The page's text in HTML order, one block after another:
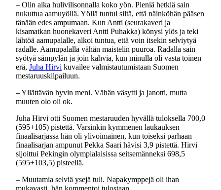
– Olin aika hulivilisonnalla koko yön. Pieniä hetkiä sain
nukuttua aamuyöllä. Yöllä tuntui siltä, että näinköhän pääsen
tänään edes ampumaan. Kun Antti (seurakaveri ja
kisamatkan huonekaveri Antti Puhakka) könysi ylös ja teki
lähtöä aamupalalle, alkoi tuntua, että voin itsekin selviytyä
radalle. Aamupalalla vähän maistelin puuroa. Radalla sain
syötyä sämpylän ja join kahvia, kun minulla oli vasta toinen
erä, Juha Hirvi kuvailee valmistautumistaan Suomen
mestaruuskilpailuun.
– Yllättävän hyvin meni. Vähän väsytti ja janotti, mutta
muuten olo oli ok.
Juha Hirvi otti Suomen mestaruuden hyvällä tuloksella 700,0
(595+105) pistettä. Varsinkin kymmenen laukauksen
finaalisarjassa hän oli ylivoimainen, kun toiseksi parhaan
finaalisarjan ampunut Pekka Saari hävisi 3,9 pistettä. Hirvi
sijoittui Pekingin olympialaisissa seitsemänneksi 698,5
(595+103,5) pisteellä.
– Muutamia selviä ysejä tuli. Napakymppejä oli ihan
mukavasti, hän kommentoi tulostaan.